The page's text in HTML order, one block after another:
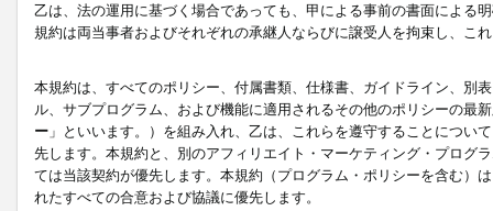
乙は、法の運用に基づく場合であっても、甲による事前の書面による
規約は両当事者およびそれぞれの承継人ならびに譲受人を拘束し、こ
本規約は、すべてのポリシー、付属書類、仕様書、ガイドライン、別
ル、サブプログラム、および機能に適用されるその他のポリシーの最
ー 」といいます。）を組み入れ、乙は、これらを遵守することにつ
先します。本規約と、別のアフィリエイト・マーケティング・プログ
ては当該契約が優先します。本規約（プログラム・ポリシーを含む）
れたすべての合意および協議に優先します。